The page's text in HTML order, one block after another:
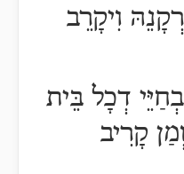
וִיקָרֵב
דְכָל בֵּית
קָרִיב